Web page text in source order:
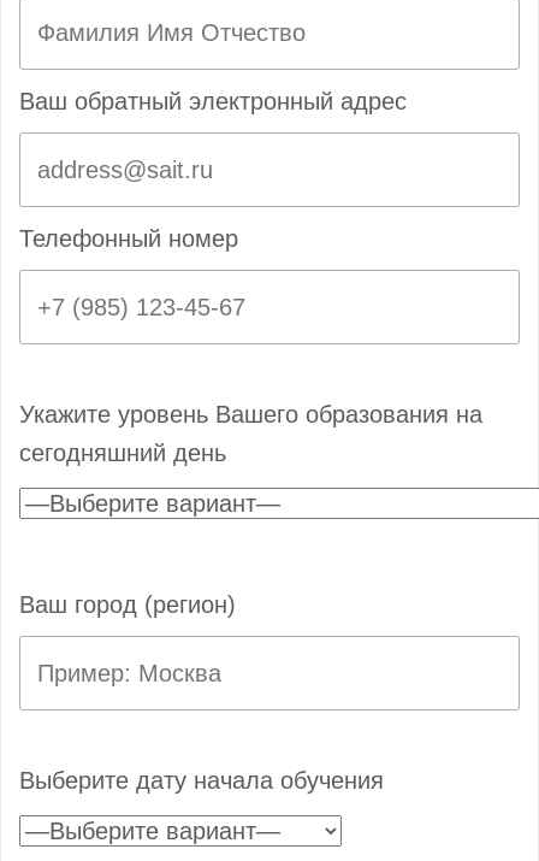
Ваш обратный электронный адрес
Телефонный номер
Укажите уровень Вашего образования на
сегодняшний день
Ваш город (регион)
Выберите дату начала обучения